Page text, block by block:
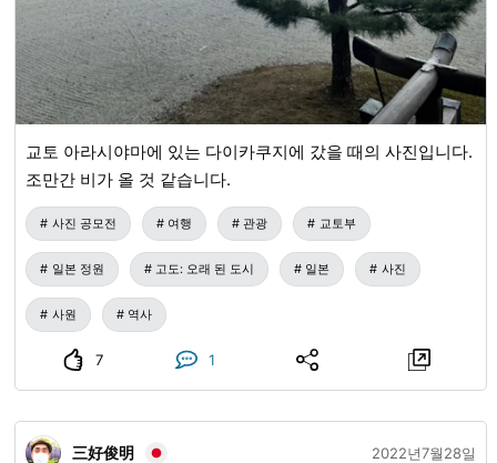
교토 아라시야마에 있는 다이카쿠지에 갔을 때의 사진입니다.
조만간 비가 올 것 같습니다.
사진 공모전 여행 관광 교토부
일본 정원 고도: 오래 된 도시 일본 사진
사원 역사
7 1
三好俊明 2022년7월28일